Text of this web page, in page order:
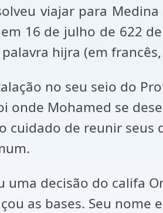
viajar para
16 de julho de 622
hijra (em
no seu seio do
onde Mohamed se
cuidado de reunir seus
uma decisão do califa
as bases. Seu nome